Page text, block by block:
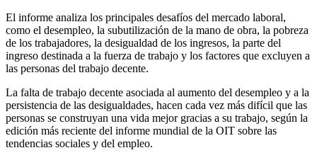
El informe analiza los principales desafíos del mercado laboral,
como el desempleo, la subutilización de la mano de obra, la pobreza
de los trabajadores, la desigualdad de los ingresos, la parte del
ingreso destinada a la fuerza de trabajo y los factores que excluyen a
las personas del trabajo decente.
La falta de trabajo decente asociada al aumento del desempleo y a la
persistencia de las desigualdades, hacen cada vez más difícil que las
personas se construyan una vida mejor gracias a su trabajo, según la
edición más reciente del informe mundial de la OIT sobre las
tendencias sociales y del empleo.